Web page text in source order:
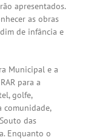
apresentados.
as obras
de infância e
Municipal e a
para a
golfe,
comunidade,
das
Enquanto o